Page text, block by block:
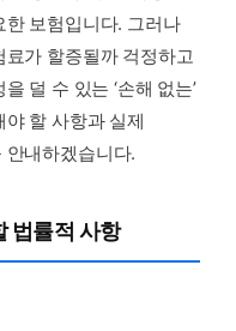
보험입니다. 그러나
가 할증될까 걱정하고
덜 수 있는 ‘손해 없는’
할 사항과 실제
내하겠습니다.
법률적 사항